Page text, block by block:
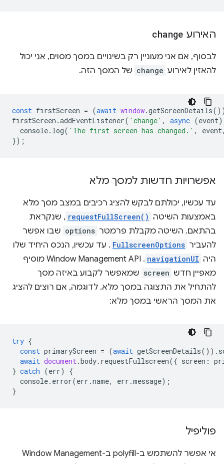
האירוע change
לבסוף, אם אני מעוניין רק בשינויים במסך מסוים, אני יכול
להאזין לאירוע change של המסך הזה.
const firstScreen = (await window.getScreenDetails
firstScreen .addEventListener( 'change' , async (event)
console. log( 'The first screen has changed.' , event
});
אפשרויות חדשות למסך מלא
עד עכשיו, יכולתם לבקש להציג רכיבים במצב מסך מלא
באמצעות השיטה requestFullScreen() , שנקראת
בהתאם. השיטה מקבלת פרמטר options שבו אפשר
להעביר FullscreenOptions . עד עכשיו, הנכס היחיד שלו
היה navigationUI
. ‫Window Management API מוסיף
מאפיין חדש screen שמאפשר לקבוע באיזה מסך
להתחיל את התצוגה במסך מלא. לדוגמה, אם רוצים להציג
את המסך הראשי במסך מלא:
try {
const primaryScreen = (await getScreenDetails()).
await document.body. requestFullscreen({ screen :
} catch (err)
{
console. error(err .name, err .message);
}
פוליפיל
אי אפשר להשתמש ב-polyfill ב-Window Management